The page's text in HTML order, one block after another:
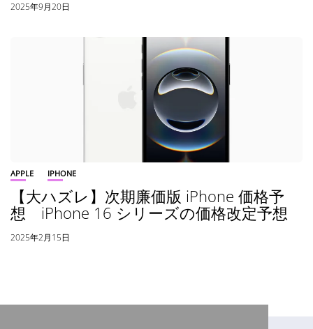
2025年9月20日
APPLE IPHONE
【大ハズレ】次期廉価版 iPhone 価格予
想 iPhone 16 シリーズの価格改定予想
2025年2月15日